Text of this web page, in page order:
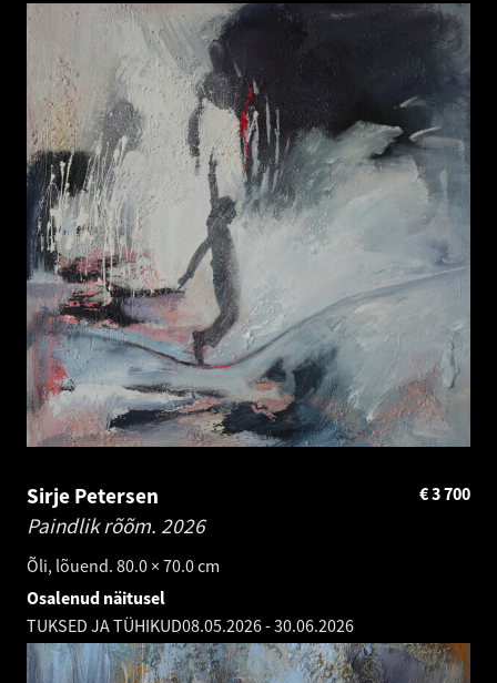
Sirje Petersen
Paindlik rõõm. 2026
Õli, lõuend. 80.0 × 70.0 cm
3 700
€
Osalenud näitusel
TUKSED JA TÜHIKUD08.05.2026-30.06.2026